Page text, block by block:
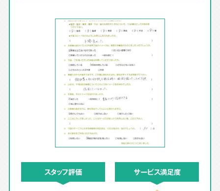
スタッフ評価 サービス満足度